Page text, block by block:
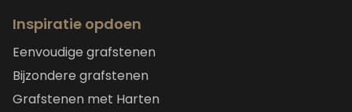
Inspiratie opdoen
Eenvoudige grafstenen
Bijzondere grafstenen
Grafstenen met Harten